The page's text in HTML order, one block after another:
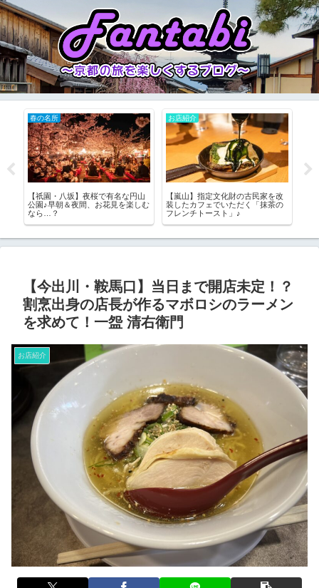
お店紹介
【京都駅】早朝7時から行列！？貝
出汁の絶品ラーメンを堪能 「貝だ
し麺きた田」
春の名所
【清水】お花見時期は激混み必至
の清水寺！桜を堪能できる裏技っ
て！？
【今出川・鞍馬口】当日まで開店未定！？
割烹出身の店長が作るマボロシのラーメン
を求めて！一盌 清右衛門
お店紹介